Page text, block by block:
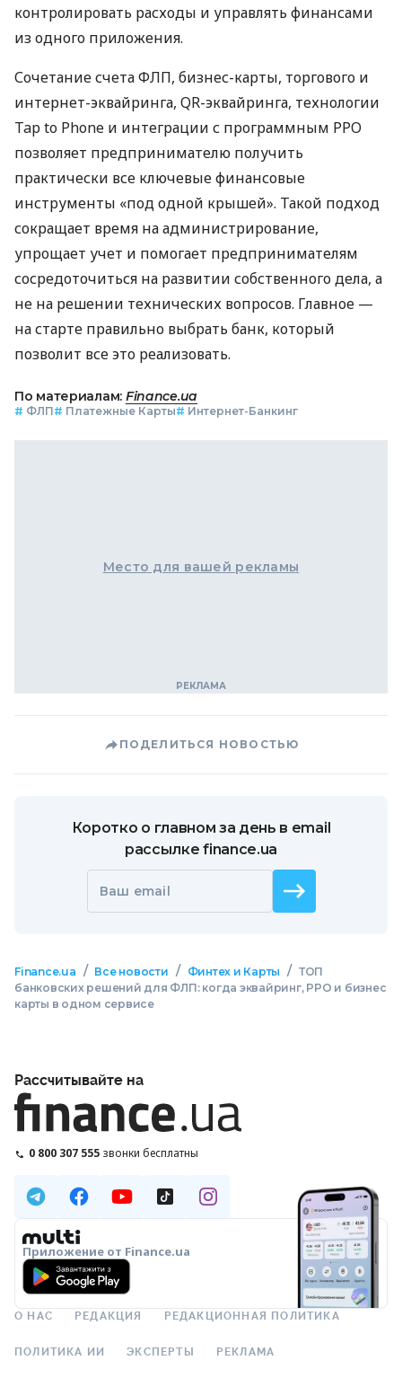
контролировать расходы и управлять финансами
из одного приложения.
Сочетание счета ФЛП, бизнес-карты, торгового и
интернет-эквайринга, QR-эквайринга, технологии
Tap to Phone и интеграции с программным РРО
позволяет предпринимателю получить
практически все ключевые финансовые
инструменты «под одной крышей». Такой подход
сокращает время на администрирование,
упрощает учет и помогает предпринимателям
сосредоточиться на развитии собственного дела, а
не на решении технических вопросов. Главное —
на старте правильно выбрать банк, который
позволит все это реализовать.
По материалам: Finance.ua
# ФЛП# Платежные Карты# Интернет-Банкинг
Место для вашей рекламы
ПОДЕЛИТЬСЯ НОВОСТЬЮ
Коротко о главном за день в email
рассылке finance.ua
Ваш email
Finance.ua / Все новости / Финтех и Карты / ТОП
банковских решений для ФЛП: когда эквайринг, РРО и бизнес
карты в одном сервисе
Рассчитывайте на
0 800 307 555 звонки бесплатны
Приложение от Finance.ua
О НАС РЕДАКЦИЯ РЕДАКЦИОННАЯ ПОЛИТИКА
ПОЛИТИКА ИИ ЭКСПЕРТЫ РЕКЛАМА